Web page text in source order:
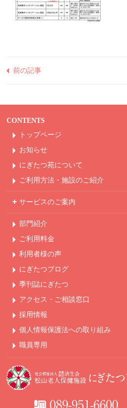
前の記事
CONTENTS
トップページ
お知らせ
にぎたつ苑について
ご利用方法・ 施設のご紹介
サービスのご案内
部門紹介
ご利用料金
利用者様の声
にぎたつブログ
季刊誌にぎたつ
アクセス・ご相談窓口
採用情報
個人情報保護法への取り組み
職員専用